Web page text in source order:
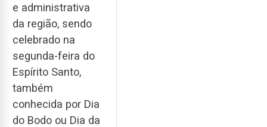
e administrativa
da região, sendo
celebrado na
segunda-feira do
Espírito Santo,
também
conhecida por Dia
do Bodo ou Dia da